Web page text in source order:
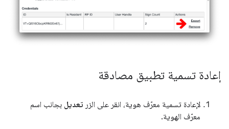
إعادة تسمية تطبيق مصادقة
لإعادة تسمية معرّف هوية، انقر على الزر تعديل بجانب اسم
معرّف الهوية.